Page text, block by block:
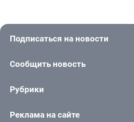
Подписаться на новости
Сообщить новость
Рубрики
Реклама на сайте